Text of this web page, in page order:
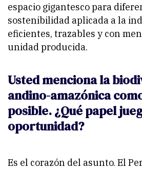
espacio gigantesco para
sostenibilidad aplicada a la
eficientes, trazables y con
unidad producida.
Usted menciona la
andino-amazónica
posible. ¿Qué papel
oportunidad?
Es el corazón del asunto. El